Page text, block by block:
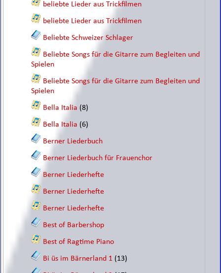
beliebte Lieder aus Trickfilmen
beliebte Lieder aus Trickfilmen
Beliebte Schweizer Schlager
Beliebte Songs für die Gitarre zum Begleiten und
Spielen
Beliebte Songs für die Gitarre zum Begleiten und
Spielen
Bella Italia (8)
Bella Italia (6)
Berner Liederbuch
Berner Liederbuch für Frauenchor
Berner Liederhefte
Berner Liederhefte
Berner Liederhefte
Best of Barbershop
Best of Ragtime Piano
Bi üs im Bärnerland 1 (13)